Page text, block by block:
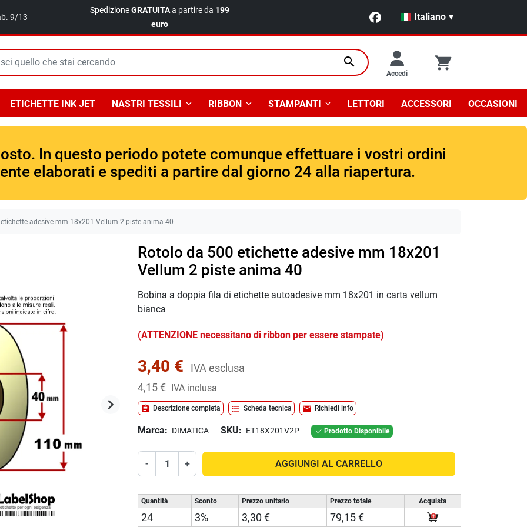
9/13
SpedizioneGRATUITAa partire da 199
euro
Italiano ▾
search
Accedi
ETICHETTE INK JET NASTRI TESSILI RIBBON STAMPANTI LETTORI ACCESSORI OCCASIONI
In questo periodo potete comunque effettuare i vostri ordini
elaborati e spediti a partire dal giorno 24 alla riapertura.
adesive mm 18x201 Vellum 2 piste anima 40
Successivo
keyboard_arrow_right
Rotolo da 500 etichette adesive mm 18x201
Vellum 2 piste anima 40
Bobina a doppia fila di etichette autoadesive mm 18x201 in carta vellum
bianca
(ATTENZIONE necessitano di ribbon per essere stampate)
3,40 €
IVA esclusa
4,15 € IVA inclusa
assignment Descrizione completa format_list_bulleted Scheda tecnica mail Richiedi info
Marca: DIMATICA SKU: ET18X201V2P  Prodotto Disponibile
- + AGGIUNGI AL CARRELLO
Quantità Sconto Prezzo unitario Prezzo totale Acquista
24 3% 3,30 €
79,15 €